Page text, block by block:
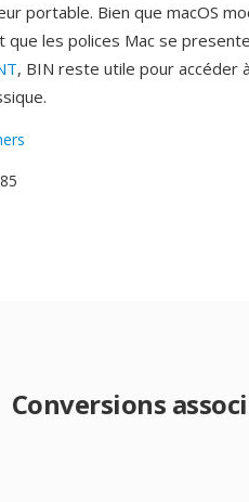
portable. Bien que macOS
que les polices Mac se
, BIN reste utile pour accéder
Conversions